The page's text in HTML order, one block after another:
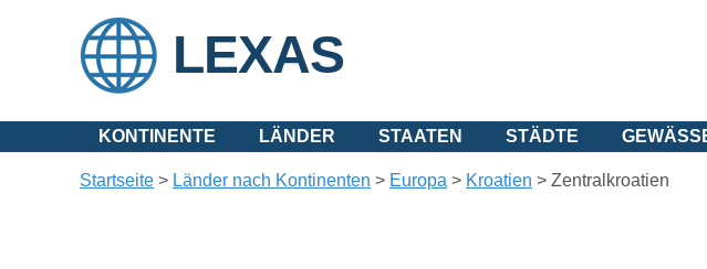
LEXAS
KONTINENTE LÄNDER STAATEN STÄDTE
Startseite > Länder nach Kontinenten > Europa > Kroatien > Zentralkroatien